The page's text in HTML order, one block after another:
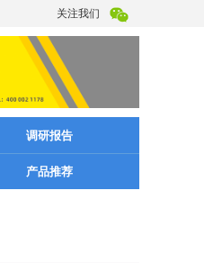
关注我们
调研报告
产品推荐